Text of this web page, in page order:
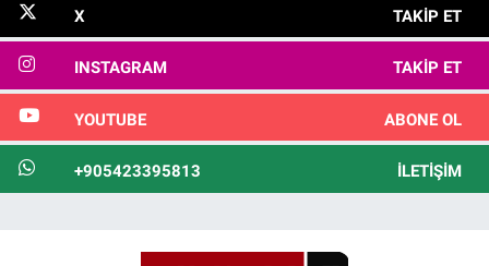
X TAKIP ET
INSTAGRAM TAKIP ET
YOUTUBE ABONE OL
+905423395813 İLETIŞIM